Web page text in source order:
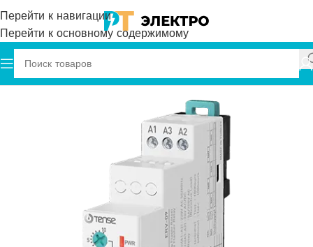
Перейти к навигации
Перейти к основному содержимому
Главная Tense